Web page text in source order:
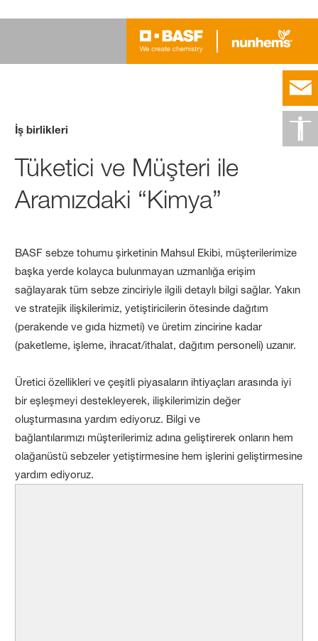
İş birlikleri
Tüketici ve Müşteri ile
Aramızdaki “Kimya”
BASF sebze tohumu şirketinin Mahsul Ekibi, müşterilerimize
başka yerde kolayca bulunmayan uzmanlığa erişim
sağlayarak tüm sebze zinciriyle ilgili detaylı bilgi sağlar. Yakın
ve stratejik ilişkilerimiz, yetiştiricilerin ötesinde dağıtım
(perakende ve gıda hizmeti) ve üretim zincirine kadar
(paketleme, işleme, ihracat/ithalat, dağıtım personeli) uzanır.
Üretici özellikleri ve çeşitli piyasaların ihtiyaçları arasında iyi
bir eşleşmeyi destekleyerek, ilişkilerimizin değer
oluşturmasına yardım ediyoruz. Bilgi ve
bağlantılarımızı müşterilerimiz adına geliştirerek onların hem
olağanüstü sebzeler yetiştirmesine hem işlerini geliştirmesine
yardım ediyoruz.